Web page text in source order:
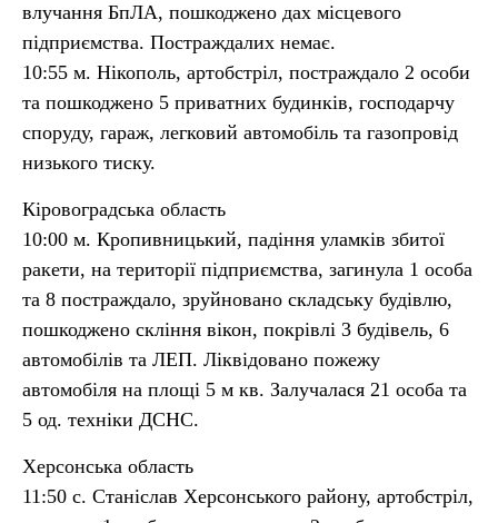
влучання БпЛА, пошкоджено дах місцевого
підприємства. Постраждалих немає.
10:55 м. Нікополь, артобстріл, постраждало 2 особи
та пошкоджено 5 приватних будинків, господарчу
споруду, гараж, легковий автомобіль та газопровід
низького тиску.
Кіровоградська область
10:00 м. Кропивницький, падіння уламків збитої
ракети, на території підприємства, загинула 1 особа
та 8 постраждало, зруйновано складську будівлю,
пошкоджено скління вікон, покрівлі 3 будівель, 6
автомобілів та ЛЕП. Ліквідовано пожежу
автомобіля на площі 5 м кв. Залучалася 21 особа та
5 од. техніки ДСНС.
Херсонська область
11:50 с. Станіслав Херсонського району, артобстріл,